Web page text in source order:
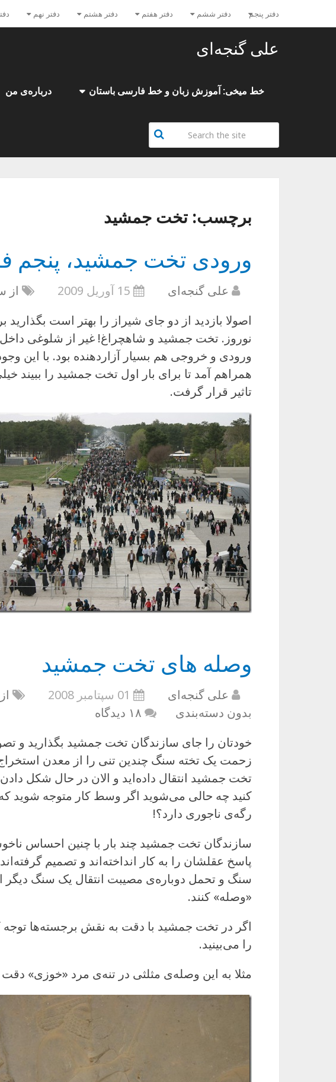
دفتر پنجم دفتر ششم دفتر هفتم دفتر هشتم دفتر نهم
علی گنجه‌ای
خط میخی: آموزش زبان و خط فارسی باستان درباره‌ی من
برچسب: تخت جمشید
ورودی تخت جمشید، پنجم
علی گنجه‌ای 15 آوریل 2009 از
اصولا بازدید از دو جای شیراز را بهتر است بگذارید
نوروز. تخت جمشید و شاهچراغ! غیر از شلوغی
ورودی و خروجی هم بسیار آزاردهنده بود. با این
همراهم آمد تا برای بار اول تخت جمشید را
تاثیر قرار گرفت.
وصله های تخت جمشید
علی گنجه‌ای 01 سپتامبر 2008
بدون دسته‌بندی
۱۸ دیدگاه
خودتان را جای سازندگان تخت جمشید بگذارید و
زحمت یک تخته سنگ چندین تنی را از معدن
تخت جمشید انتقال داده‌اید و الان در حال شکل
کنید چه حالی می‌شوید اگر وسط کار متوجه
رگه‌ی ناجوری دارد؟!
سازندگان تخت جمشید چند بار با چنین احساس
پاسخ عقلشان را به کار انداخته‌اند و تصمیم
سنگ و تحمل دوباره‌ی مصیبت انتقال یک سنگ دیگر
«وصله» کنند.
اگر در تخت جمشید با دقت به نقش برجسته‌ها توجه
را می‌بینید.
مثلا به این وصله‌ی مثلثی در تنه‌ی مرد «خوزی» دقت